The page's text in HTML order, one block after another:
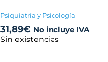
Psiquiatría y Psicología
31,89€ No incluye IVA
Sin existencias